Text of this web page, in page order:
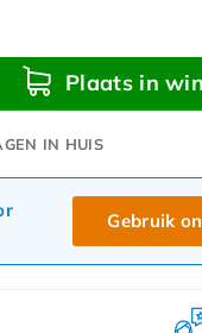
Plaats in
IN HUIS
Gebruik